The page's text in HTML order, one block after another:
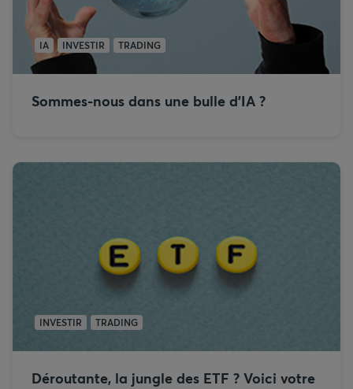
IA INVESTIR TRADING
Sommes-nous dans une bulle d’IA ?
INVESTIR TRADING
Déroutante, la jungle des ETF ? Voici votre